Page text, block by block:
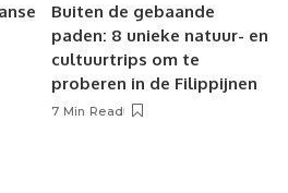
Buiten de gebaande
paden: 8 unieke natuur- en
cultuurtrips om te
proberen in de Filippijnen
7 Min Read